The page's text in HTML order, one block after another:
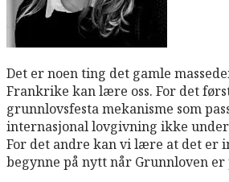
Det er noen ting det gamle
Frankrike kan lære oss. For det
grunnlovsfesta mekanisme som
internasjonal lovgivning ikke
For det andre kan vi lære at det er
begynne på nytt når Grunnloven er